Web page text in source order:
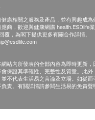
蛤蜊、水、黑蒜
個月
不接受退貨。
康相關之服務及產品，並有興趣成為
商，歡迎與健康網購 health.ESDlife
覆，為閣下提供更多有關合作詳情。
站內所發表的全部內容為即時更新
保證其準確性、完整性及質量。此
不代表生活易之言論及立場。如從
責。有關詳情請參閱生活易的免責聲